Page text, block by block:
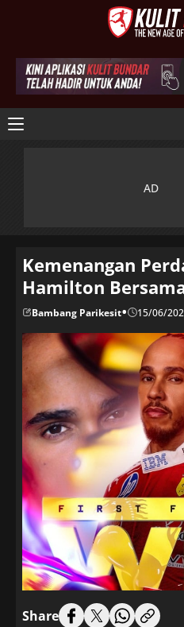
Kemenangan
Hamilton
Bambang Parikesit• 15/06/
Share